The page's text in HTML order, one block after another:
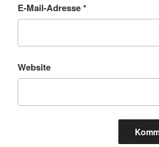
E-Mail-Adresse*
Website